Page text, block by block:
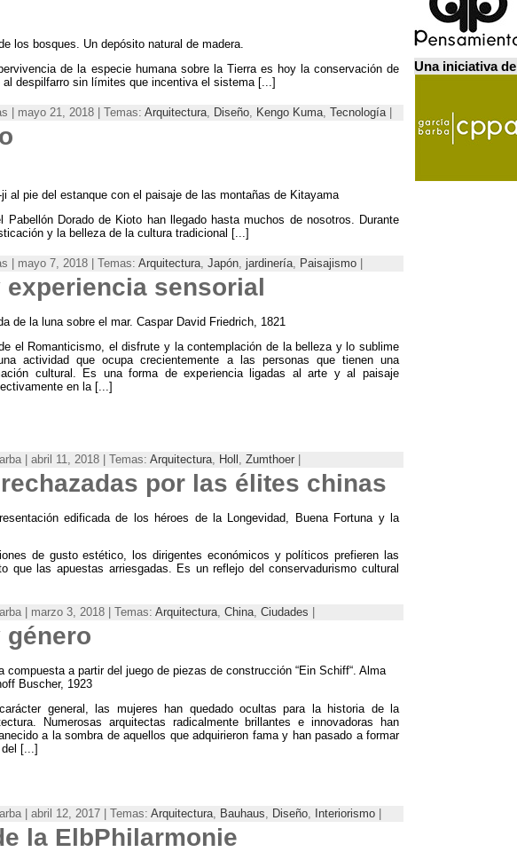
los bosques. Un depósito natural de madera.
de la especie humana sobre la Tierra es hoy la conservación de
al despilfarro sin límites que incentiva el sistema [...]
| mayo 21, 2018 | Temas: Arquitectura Diseño Kengo Kuma Tecnología
al pie del estanque con el paisaje de las montañas de Kitayama
Pabellón Dorado de Kioto han llegado hasta muchos de nosotros. Durante
y la belleza de la cultura tradicional [...]
| mayo 7, 2018 | Temas: Arquitectura Japón jardinería Paisajismo
sensorial
de la luna sobre el mar. Caspar David Friedrich, 1821
el Romanticismo, el disfrute y la contemplación de la belleza y lo sublime
actividad que ocupa crecientemente a las personas que tienen una
cultural. Es una forma de experiencia ligadas al arte y al paisaje
en la [...]
| abril 11, 2018 | Temas: Arquitectura Holl Zumthoer |
por las élites chinas
edificada de los héroes de la Longevidad, Buena Fortuna y la
de gusto estético, los dirigentes económicos y políticos prefieren las
que las apuestas arriesgadas. Es un reflejo del conservadurismo cultural
| marzo 3, 2018 | Temas: Arquitectura, China, Ciudades
compuesta a partir del juego de piezas de construcción “Ein Schiff“. Alma
Buscher, 1923
general, las mujeres han quedado ocultas para la historia de la
Numerosas arquitectas radicalmente brillantes e innovadoras han
a la sombra de aquellos que adquirieron fama y han pasado a formar
[...]
| abril 12, 2017 | Temas: Arquitectura Bauhaus Diseño Interiorismo
la ElbPhilarmonie
Una iniciativa de